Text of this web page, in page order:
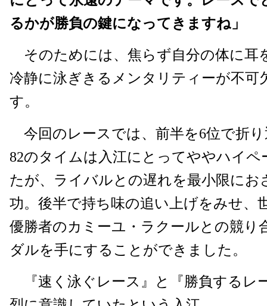
るかが勝負の鍵になってきますね」
そのためには、焦らず自分の体に耳
冷静に泳ぎきるメンタリティーが不可
す。
今回のレースでは、前半を6位で折り
82のタイムは入江にとってややハイ
たが、ライバルとの遅れを最小限にお
功。後半で持ち味の追い上げをみせ、
優勝者のカミーユ・ラクールとの競り
ダルを手にすることができました。
『速く泳ぐレース』と『勝負するレ